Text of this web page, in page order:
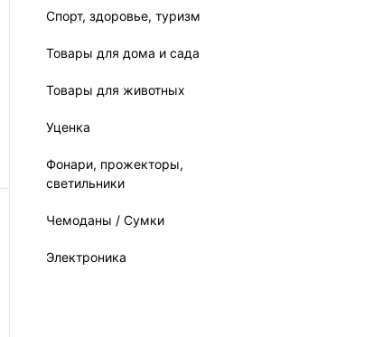
Спорт, здоровье, туризм
Товары для дома и сада
Товары для животных
Уценка
Фонари, прожекторы,
светильники
Чемоданы / Сумки
Электроника